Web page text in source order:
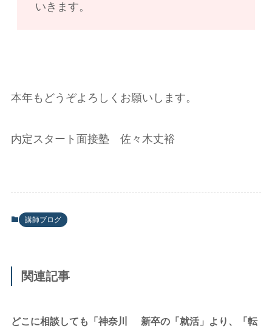
いきます。
本年もどうぞよろしくお願いします。
内定スタート面接塾 佐々木丈裕
講師ブログ
関連記事
どこに相談しても「神奈川
新卒の「就活」より、「転